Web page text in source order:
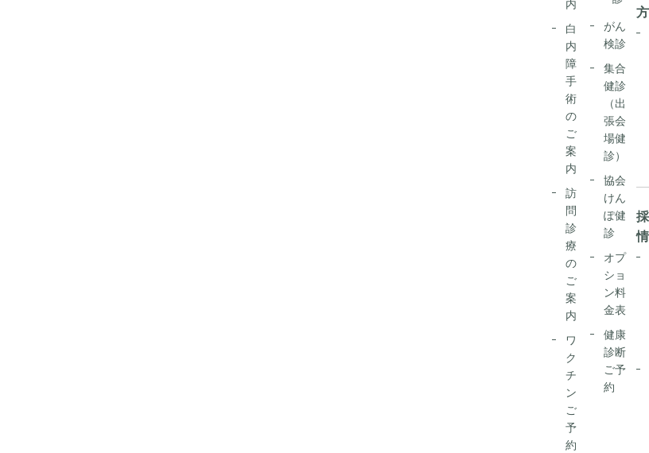
内
白
内
障
手
術
の
ご
案
内
訪
問
診
療
の
ご
案
内
ワ
ク
チ
ン
ご
予
約
がん
検診
集合
健診
（出
張会
場健
診）
協会
けん
ぽ健
診
オプ
ショ
ン料
金表
健康
診断
ご予
約